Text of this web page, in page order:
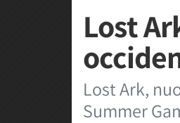
Lost
Lost Ark,
Summer